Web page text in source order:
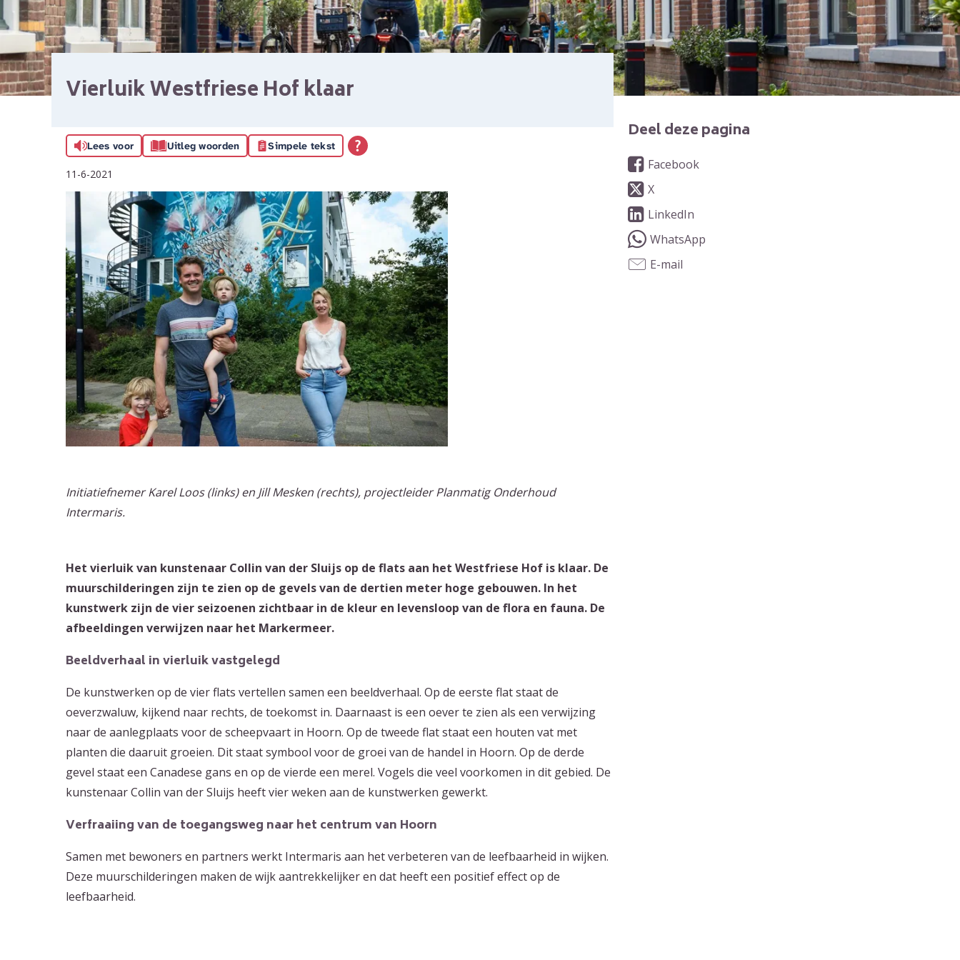
Vierluik Westfriese Hof klaar
Lees voor Uitleg woorden Simpele tekst
11-6-2021
Initiatiefnemer Karel Loos (links) en Jill Mesken (rechts), projectleider Planmatig Onderhoud
Intermaris.
Het vierluik van kunstenaar Collin van der Sluijs op de flats aan het Westfriese Hof is klaar. De
muurschilderingen zijn te zien op de gevels van de dertien meter hoge gebouwen. In het
kunstwerk zijn de vier seizoenen zichtbaar in de kleur en levensloop van de flora en fauna. De
afbeeldingen verwijzen naar het Markermeer.
Beeldverhaal in vierluik vastgelegd
De kunstwerken op de vier flats vertellen samen een beeldverhaal. Op de eerste flat staat de
oeverzwaluw, kijkend naar rechts, de toekomst in. Daarnaast is een oever te zien als een verwijzing
naar de aanlegplaats voor de scheepvaart in Hoorn. Op de tweede flat staat een houten vat met
planten die daaruit groeien. Dit staat symbool voor de groei van de handel in Hoorn. Op de derde
gevel staat een Canadese gans en op de vierde een merel. Vogels die veel voorkomen in dit gebied. De
kunstenaar Collin van der Sluijs heeft vier weken aan de kunstwerken gewerkt.
Verfraaiing van de toegangsweg naar het centrum van Hoorn
Samen met bewoners en partners werkt Intermaris aan het verbeteren van de leefbaarheid in wijken.
Deze muurschilderingen maken de wijk aantrekkelijker en dat heeft een positief effect op de
leefbaarheid.
Deel deze pagina
Facebook
X
LinkedIn
WhatsApp
E-mail